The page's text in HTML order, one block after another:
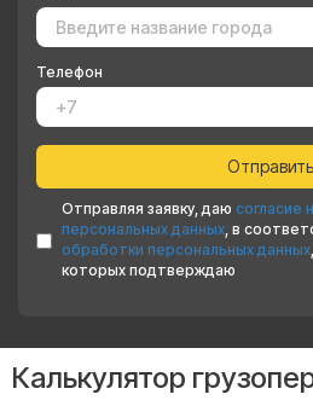
Телефон
Отправляя заявку, даю согласие
персональных данных, в
обработки персональных данных
которых подтверждаю
Калькулятор